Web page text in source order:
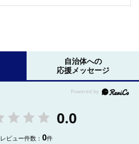
自治体への
応援メッセージ
0.0
レビュー件数：0件